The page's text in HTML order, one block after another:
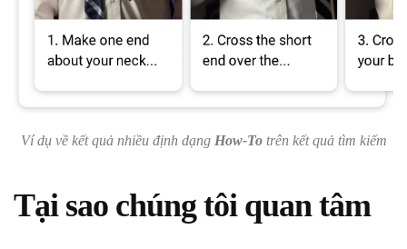
Ví dụ về kết quả nhiều định dạng How-Totrên kết quả tìm kiếm
Tại sao chúng tôi quan tâm